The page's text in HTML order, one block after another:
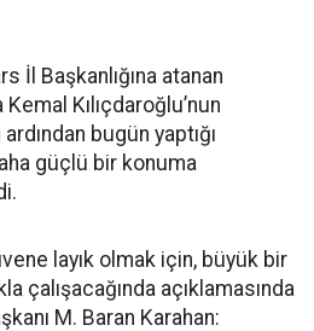
İl Başkanlığına atanan
Kemal Kılıçdaroğlu’nun
bugün yaptığı
güçlü bir konuma
layık olmak için, büyük bir
çalışacağında açıklamasında
M. Baran Karahan: